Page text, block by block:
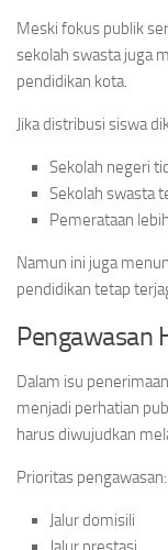
Meski fokus publik
sekolah swasta juga
pendidikan kota.
Jika distribusi siswa
Sekolah negeri
Sekolah swasta
Pemerataan
Namun ini juga
pendidikan tetap
Pengawasan
Dalam isu
menjadi perhatian
harus diwujudkan
Prioritas pengawasan:
Jalur domisili